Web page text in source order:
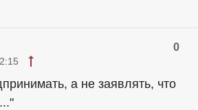
0
а не заявлять, что